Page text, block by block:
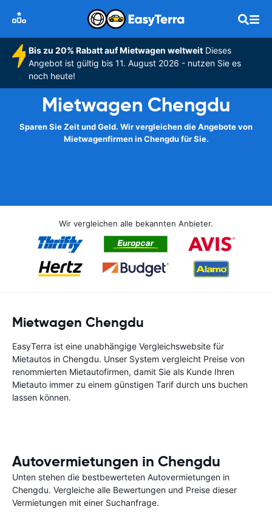
Bis zu 20% Rabatt auf Mietwagen weltweitDieses
Angebot ist gültig bis 11. August 2026 - nutzen Sie es
noch heute!
Mietwagen Chengdu
Sparen Sie Zeit und Geld. Wir vergleichen die Angebote von
Mietwagenfirmen in Chengdu für Sie.
Wir vergleichen alle bekannten Anbieter.
Mietwagen Chengdu
EasyTerra ist eine unabhängige Vergleichswebsite für
Mietautos in Chengdu. Unser System vergleicht Preise von
renommierten Mietautofirmen, damit Sie als Kunde Ihren
Mietauto immer zu einem günstigen Tarif durch uns buchen
lassen können.
Autovermietungen in Chengdu
Unten stehen die bestbewerteten Autovermietungen in
Chengdu. Vergleiche alle Bewertungen und Preise dieser
Vermietungen mit einer Suchanfrage.